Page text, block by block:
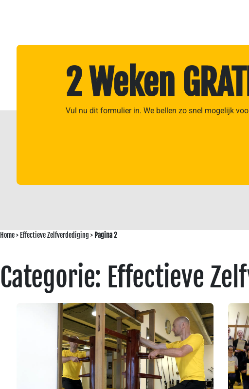
2 Weken
Vul nu dit formulier in. We bellen zo snel mogelijk
Home> Effectieve Zelfverdediging > Pagina 2
Categorie: Effectieve